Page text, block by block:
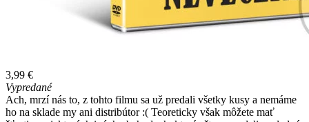
3,99 €
Vypredané
Ach, mrzí nás to, z tohto filmu sa už predali všetky kusy a nemáme
ho na sklade my ani distribútor :( Teoreticky však môžete mať